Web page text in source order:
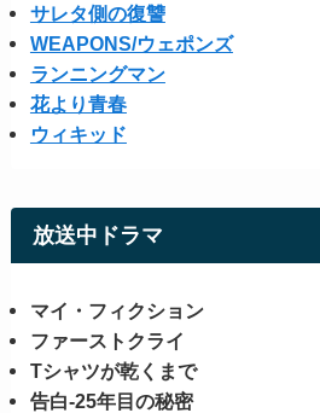
サレタ側の復讐
WEAPONS/ウェポンズ
ランニングマン
花より青春
ウィキッド
放送中ドラマ
マイ・フィクション
ファーストクライ
Tシャツが乾くまで
告白-25年目の秘密